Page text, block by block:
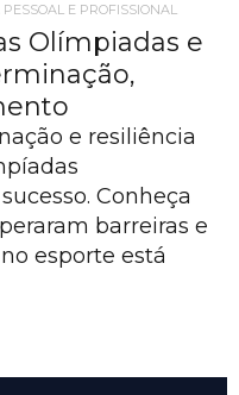
E PROFISSIONAL
Olímpiadas e
e resiliência
Conheça
barreiras e
esporte está